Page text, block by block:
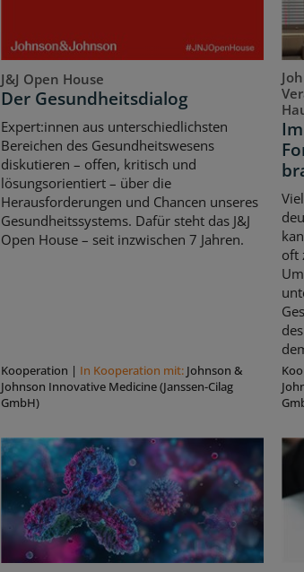
J&J Open House
Der Gesundheitsdialog
Expert:innen aus unterschiedlichsten
Bereichen des Gesundheitswesens
diskutieren – offen, kritisch und
lösungsorientiert – über die
Herausforderungen und Chancen unseres
Gesundheitssystems. Dafür steht das J&J
Open House – seit inzwischen 7 Jahren.
Kooperation | In Kooperation mit: Johnson &
Johnson Innovative Medicine (Janssen-Cilag
GmbH)
oft